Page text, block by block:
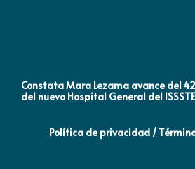
Constata Mara Lezama avance del
del nuevo Hospital General del
Política de privacidad /